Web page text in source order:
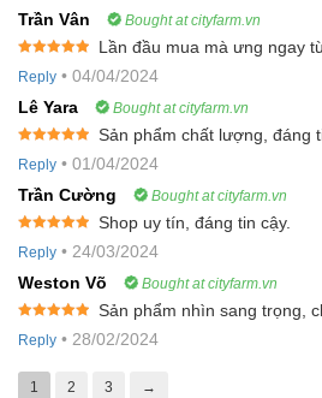
Trần Vân
Bought at cityfarm.vn
of 5
Lần đầu mua mà ưng ngay
Reply • 04/04/2024
Lê Yara
Bought at cityfarm.vn
of 5
Sản phẩm chất lượng, đáng
Reply • 01/04/2024
Trần Cường
Bought at cityfarm.vn
of 5
Shop uy tín, đáng tin cậy.
Reply • 24/03/2024
Weston Võ
Bought at cityfarm.vn
of 5
Sản phẩm nhìn sang trọng,
Reply • 28/02/2024
1 2 3 →